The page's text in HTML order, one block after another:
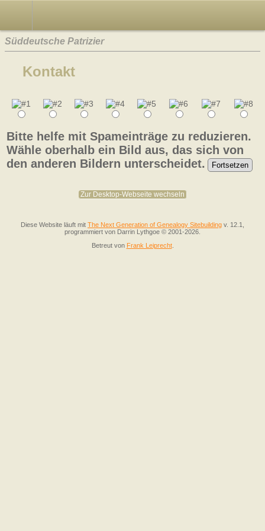
Süddeutsche Patrizier
Kontakt
Bitte helfe mit Spameinträge zu reduzieren.
Wähle oberhalb ein Bild aus, das sich von
den anderen Bildern unterscheidet.
Zur Desktop-Webseite wechseln
Diese Website läuft mit The Next Generation of Genealogy Sitebuilding v. 12.1,
programmiert von Darrin Lythgoe © 2001-2026.
Betreut von Frank Leiprecht.